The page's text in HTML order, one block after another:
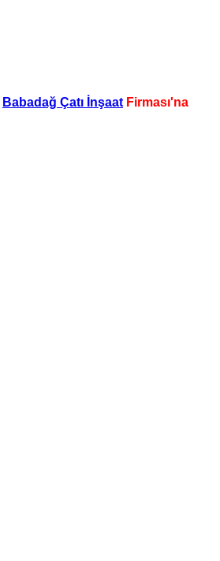
Babadağ Çatı İnşaat Firması'na